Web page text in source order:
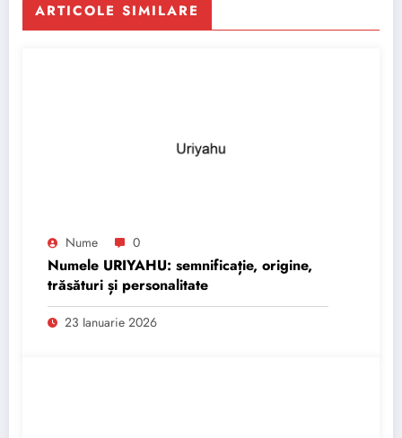
ARTICOLE SIMILARE
Nume 0
Numele URIYAHU: semnificație, origine,
trăsături și personalitate
23 Ianuarie 2026